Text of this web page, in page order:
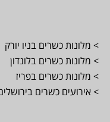
> מלונות כשרים בניו יורק
> מלונות כשרים בלונדון
> מלונות כשרים בפריז
> אירועים כשרים